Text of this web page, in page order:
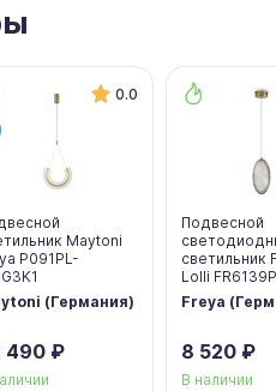
0.0
Maytoni
P091PL-
(Германия)
490 ₽
Подвесной
светильник
Lolli
Freya
8 520 ₽
В наличии